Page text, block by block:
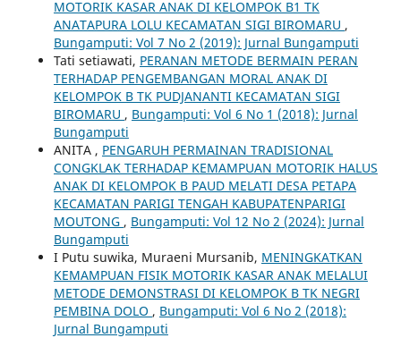
MOTORIK KASAR ANAK DI KELOMPOK B1 TK
ANATAPURA LOLU KECAMATAN SIGI BIROMARU ,
Bungamputi: Vol 7 No 2 (2019): Jurnal Bungamputi
Tati setiawati, PERANAN METODE BERMAIN PERAN
TERHADAP PENGEMBANGAN MORAL ANAK DI
KELOMPOK B TK PUDJANANTI KECAMATAN SIGI
BIROMARU , Bungamputi: Vol 6 No 1 (2018): Jurnal
Bungamputi
ANITA , PENGARUH PERMAINAN TRADISIONAL
CONGKLAK TERHADAP KEMAMPUAN MOTORIK HALUS
ANAK DI KELOMPOK B PAUD MELATI DESA PETAPA
KECAMATAN PARIGI TENGAH KABUPATENPARIGI
MOUTONG , Bungamputi: Vol 12 No 2 (2024): Jurnal
Bungamputi
I Putu suwika, Muraeni Mursanib, MENINGKATKAN
KEMAMPUAN FISIK MOTORIK KASAR ANAK MELALUI
METODE DEMONSTRASI DI KELOMPOK B TK NEGRI
PEMBINA DOLO , Bungamputi: Vol 6 No 2 (2018):
Jurnal Bungamputi